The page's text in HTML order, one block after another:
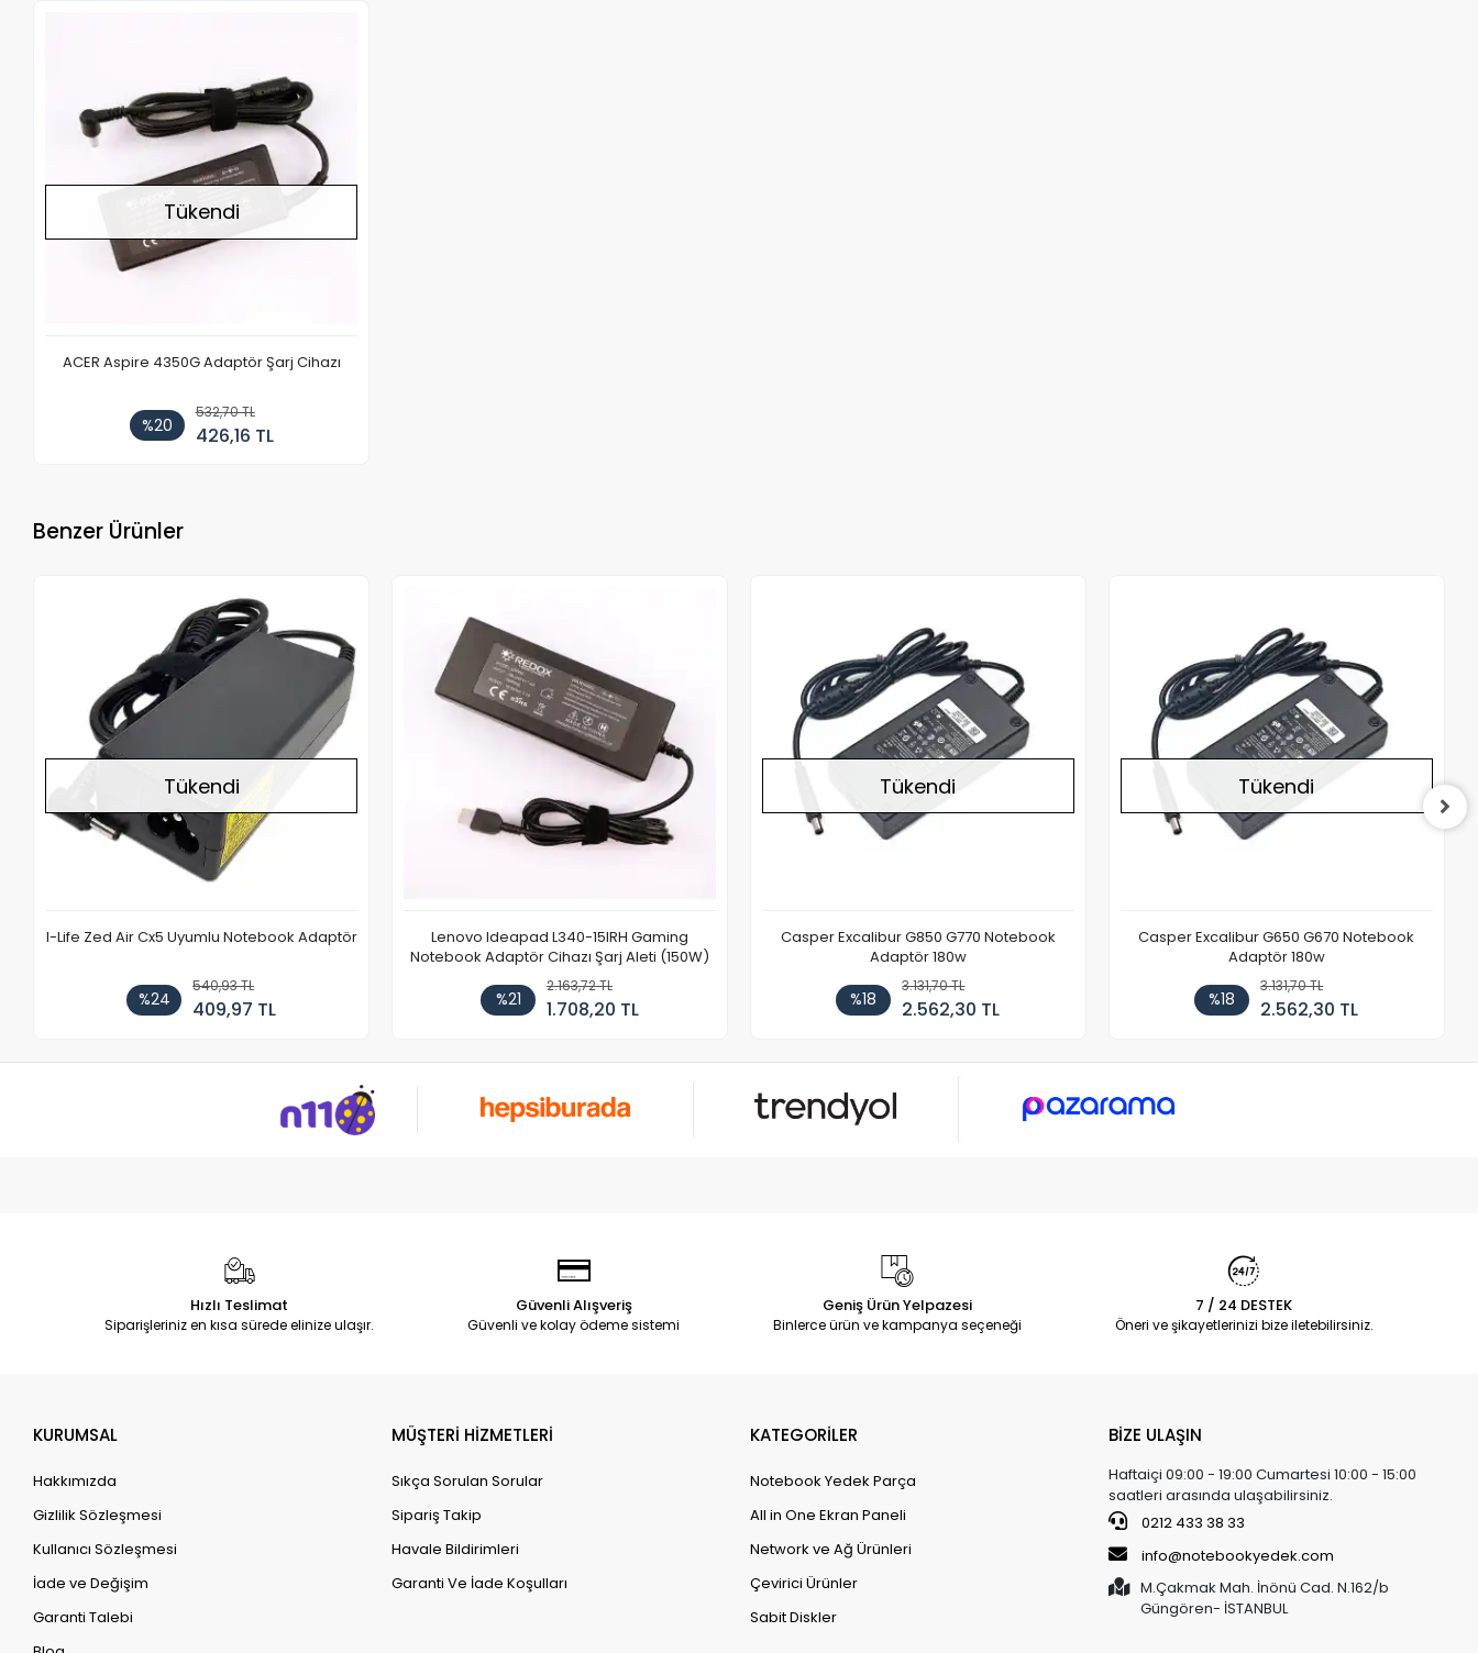
Tükendi
ACER Aspire 4350G Adaptör Şarj Cihazı
%20
532,70 TL
426,16 TL
Benzer Ürünler
Tükendi
I-Life Zed Air Cx5 Uyumlu Notebook Adaptör
%24
540,93 TL
409,97 TL
Lenovo Ideapad L340-15IRH Gaming
Notebook Adaptör Cihazı Şarj Aleti (150W)
%21
2.163,72 TL
1.708,20 TL
Tükendi
Casper Excalibur G850 G770 Notebook
Adaptör 180w
%18
3.131,70 TL
2.562,30 TL
Tükendi
Casper Excalibur G650 G670 Notebook
Adaptör 180w
%18
3.131,70 TL
2.562,30 TL
Hızlı Teslimat
Siparişleriniz en kısa sürede elinize ulaşır.
Güvenli Alışveriş
Güvenli ve kolay ödeme sistemi
Geniş Ürün Yelpazesi
Binlerce ürün ve kampanya seçeneği
7 / 24 DESTEK
Öneri ve şikayetlerinizi bize iletebilirsiniz.
KURUMSAL
Hakkımızda
Gizlilik Sözleşmesi
Kullanıcı Sözleşmesi
İade ve Değişim
Garanti Talebi
MÜŞTERİ HİZMETLERİ
Sıkça Sorulan Sorular
Sipariş Takip
Havale Bildirimleri
Garanti Ve İade Koşulları
KATEGORİLER
Notebook Yedek Parça
All in One Ekran Paneli
Network ve Ağ Ürünleri
Çevirici Ürünler
Sabit Diskler
BİZE ULAŞIN
Haftaiçi 09:00 - 19:00 Cumartesi 10:00 - 15:00
saatleri arasında ulaşabilirsiniz.
0212 433 38 33
info@notebookyedek.com
M.Çakmak Mah. İnönü Cad. N.162/b
Güngören- İSTANBUL